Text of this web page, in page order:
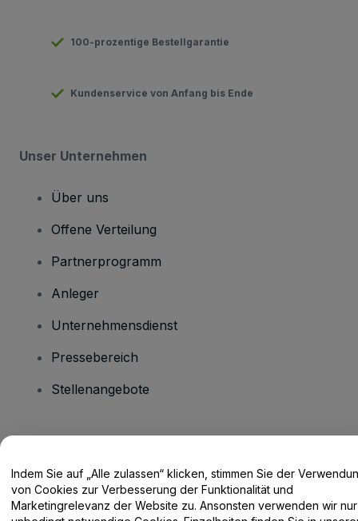
100-prozentige Bestellgarantie
Kundenservice von Anfang bis Ende
Unser Unternehmen
Über uns
Offene Verteilung
Partnerprogramm
Anleger
Unternehmensdienst
Pressebereich
Stellenangebote
Hilfe-Center / Kontakt
Indem Sie auf „Alle zulassen“ klicken, stimmen Sie der
von Cookies zur Verbesserung der Funktionalität und
Marketingrelevanz der Website zu. Ansonsten verwenden wir nur